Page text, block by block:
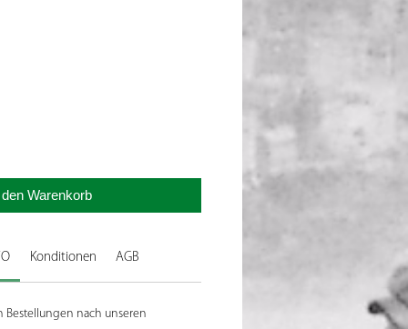
Warenkorb
Konditionen AGB
Bestellungen nach unseren